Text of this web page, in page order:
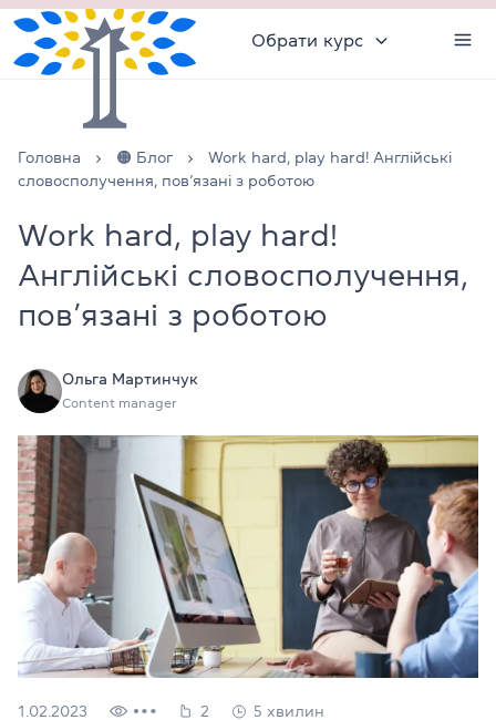
Обрати курс
Головна 🟠 Блог
Work hard, play hard! Англійські
словосполучення, пов’язані з роботою
Work hard, play hard!
Англійські словосполучення,
пов’язані з роботою
Ольга Мартинчук
Content manager
1.02.2023 2 5 хвилин